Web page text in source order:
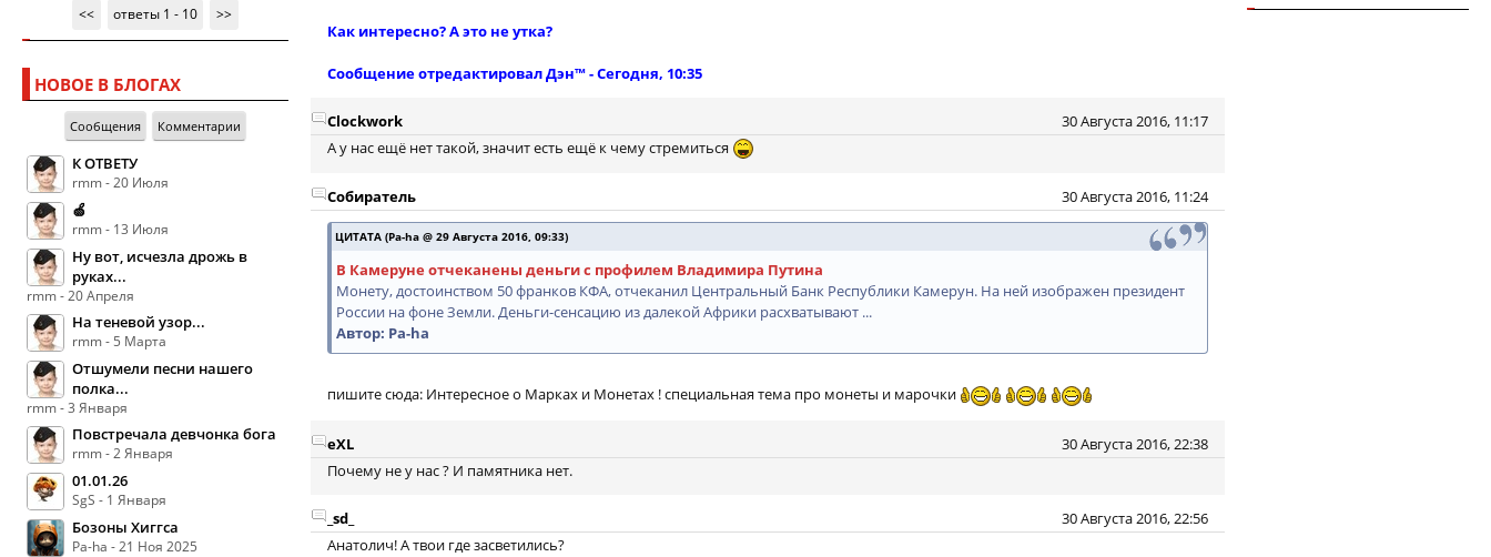
<<
ответы 1 - 10 >>
НОВОЕ В БЛОГАХ
Сообщения Комментарии
К ОТВЕТУ
rmm - 20 Июля
🍏
rmm - 13 Июля
Ну вот, исчезла дрожь в
руках...
rmm - 20 Апреля
На теневой узор...
rmm - 5 Марта
Отшумели песни нашего
полка...
rmm - 3 Января
Повстречала девчонка бога
rmm - 2 Января
01.01.26
SgS - 1 Января
Бозоны Хиггса
Pa-ha - 21 Ноя 2025
Как интересно? А это не утка?
Сообщение отредактировал Дэн™ - Сегодня, 10:35
30 Августа 2016, 11:17
Clockwork
А у нас ещё нет такой, значит есть ещё к чему стремиться
30 Августа 2016, 11:24
Собиратель
ЦИТАТА (Pa-ha @ 29 Августа 2016, 09:33)
В Камеруне отчеканены деньги с профилем Владимира Путина
Монету, достоинством 50 франков КФА, отчеканил Центральный Банк Республики Камерун. На ней изображен президент
России на фоне Земли. Деньги-сенсацию из далекой Африки расхватывают ...
Автор: Pa-ha
пишите сюда: Интересное о Марках и Монетах ! специальная тема про монеты и марочки
30 Августа 2016, 22:38
eXL
Почему не у нас ? И памятника нет.
30 Августа 2016, 22:56
_sd_
Анатолич! А твои где засветились?